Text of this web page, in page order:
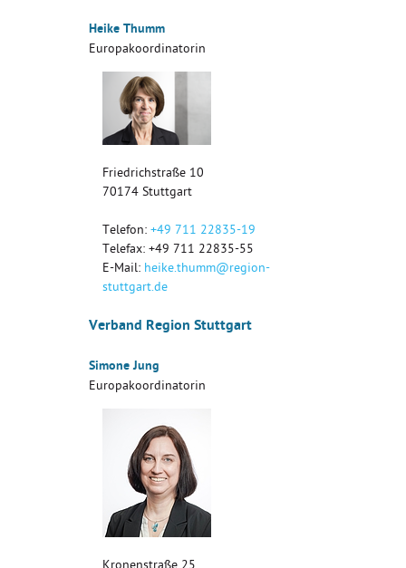
Heike Thumm
Europakoordinatorin
Friedrichstraße 10
70174 Stuttgart
Telefon: +49 711 22835-19
Telefax: +49 711 22835-55
E-Mail: heike.thumm@region-
stuttgart.de
Verband Region Stuttgart
Simone Jung
Europakoordinatorin